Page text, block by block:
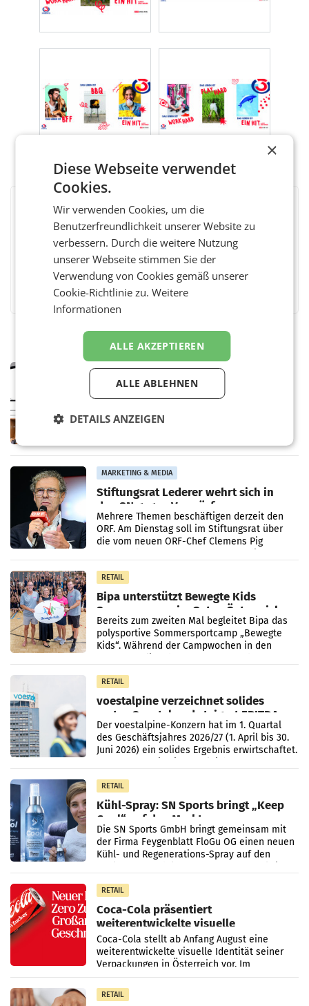
BEWERTEN SIE DIESEN ARTIKEL
FacebookTwitterMessengerWhatsAppLinkedInXING Teilen
MARKETING & MEDIA
Pilnacek-U-Ausschuss - Presserat
fordert sensible Berichterstattung
dazu auf, im U-Ausschuss zu den
Sektionschefs im Justizministerium, Christian
MARKETING & MEDIA
Stiftungsrat Lederer wehrt sich in
den SN gegen Vorwürfe
Mehrere Themen beschäftigen derzeit den
ORF. Am Dienstag soll im Stiftungsrat über
die vom neuen ORF-Chef Clemens Pig
RETAIL
Bipa unterstützt Bewegte Kids
Sommercamps im Osten Österreichs
Bereits zum zweiten Mal begleitet Bipa das
polysportive Sommersportcamp „Bewegte
Kids“. Während der Campwochen in den
RETAIL
voestalpine verzeichnet solides
erstes Quartal und steigert EBITDA
Der voestalpine-Konzern hat im 1. Quartal
des Geschäftsjahres 2026/27 (1. April bis 30.
Juni 2026) ein solides Ergebnis erwirtschaftet.
RETAIL
Kühl-Spray: SN Sports bringt „Keep
Cool“ auf den Markt
Die SN Sports GmbH bringt gemeinsam mit
der Firma Feygenblatt FloGu OG einen neuen
Kühl- und Regenerations-Spray auf den
RETAIL
Coca-Cola präsentiert
weiterentwickelte visuelle
Markenidentität
Coca-Cola stellt ab Anfang August eine
weiterentwickelte visuelle Identität seiner
Verpackungen in Österreich vor. Im
Mittelpunkt des Redesigns stehen zentrale
Gestaltungselemente
RETAIL
×
Diese Webseite verwendet
Cookies.
Wir verwenden Cookies, um die
Benutzerfreundlichkeit unserer Website zu
verbessern. Durch die weitere Nutzung
unserer Webseite stimmen Sie der
Verwendung von Cookies gemäß unserer
Cookie-Richtlinie zu.Weitere
Informationen
ALLE AKZEPTIEREN
ALLE ABLEHNEN
DETAILS ANZEIGEN